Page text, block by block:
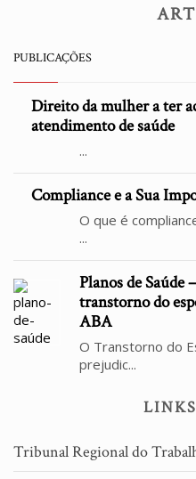
PUBLICAÇÕES
Direito da mulher a ter
atendimento de saúde
...
Compliance e a Sua
O que é
...
Planos de
transtorno do
ABA
O Transtorno do
prejudic...
Tribunal Regional do